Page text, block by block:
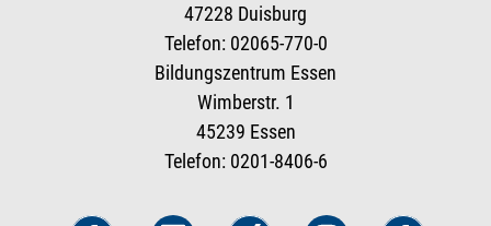
47228 Duisburg
Telefon: 02065-770-0
Bildungszentrum Essen
Wimberstr. 1
45239 Essen
Telefon: 0201-8406-6